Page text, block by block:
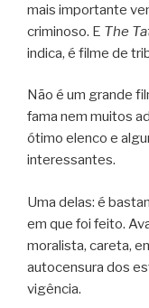
mais importante
criminoso. E The
indica, é filme de
Não é um grande
fama nem muitos
ótimo elenco e
interessantes.
Uma delas: é
em que foi feito.
moralista, careta,
autocensura dos
vigência.